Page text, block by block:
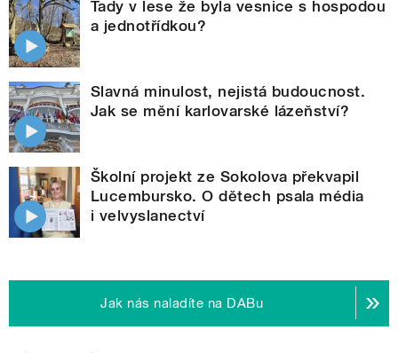
Tady v lese že byla vesnice s hospodou
a jednotřídkou?
Slavná minulost, nejistá budoucnost.
Jak se mění karlovarské lázeňství?
Školní projekt ze Sokolova překvapil
Lucembursko. O dětech psala média
i velvyslanectví
Jak nás naladíte na DABu